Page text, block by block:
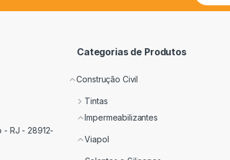
- RJ - 28912-
Categorias de Produtos
Construção Civil
Tintas
Impermeabilizantes
Viapol